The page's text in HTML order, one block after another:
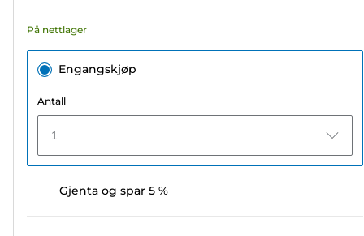
På nettlager
Engangskjøp
Antall
1
Gjenta og spar 5 %